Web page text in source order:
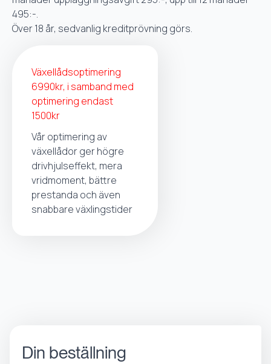
495:-.
Över 18 år, sedvanlig kreditprövning görs.
Växellådsoptimering
6990kr, i samband med
optimering endast
1500kr
Vår optimering av
växellådor ger högre
drivhjulseffekt, mera
vridmoment, bättre
prestanda och även
snabbare växlingstider
Din beställning